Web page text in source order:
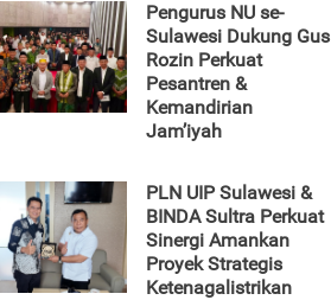
Pengurus NU se-
Sulawesi Dukung Gus
Rozin Perkuat
Pesantren &
Kemandirian
Jam’iyah
PLN UIP Sulawesi &
BINDA Sultra Perkuat
Sinergi Amankan
Proyek Strategis
Ketenagalistrikan